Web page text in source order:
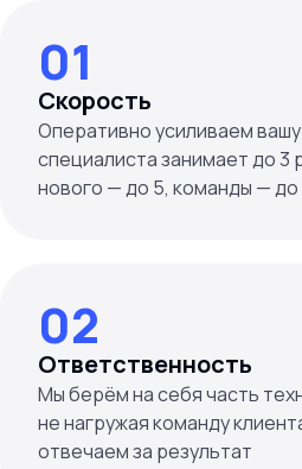
01
Скорость
Оперативно усиливаем
специалиста занимает до 3
нового — до 5, команды — до
02
Ответственность
Мы берём на себя часть
не нагружая команду
отвечаем за результат